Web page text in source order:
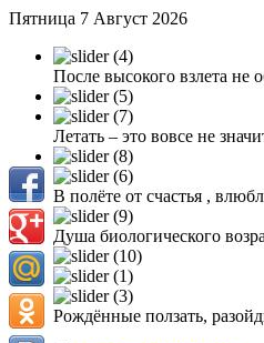
Пятница 7 Август 2026
После высокого взлета не
Летать – это вовсе не
В полёте от счастья ,
Душа биологического
Рождённые ползать,